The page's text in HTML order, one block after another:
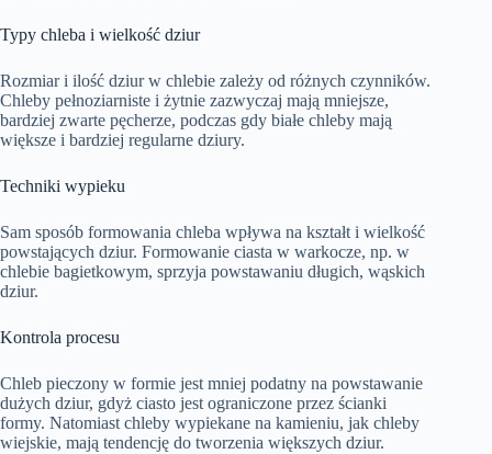
Typy chleba i wielkość dziur
Rozmiar i ilość dziur w chlebie zależy od różnych czynników.
Chleby pełnoziarniste i żytnie zazwyczaj mają mniejsze,
bardziej zwarte pęcherze, podczas gdy białe chleby mają
większe i bardziej regularne dziury.
Techniki wypieku
Sam sposób formowania chleba wpływa na kształt i wielkość
powstających dziur. Formowanie ciasta w warkocze, np. w
chlebie bagietkowym, sprzyja powstawaniu długich, wąskich
dziur.
Kontrola procesu
Chleb pieczony w formie jest mniej podatny na powstawanie
dużych dziur, gdyż ciasto jest ograniczone przez ścianki
formy. Natomiast chleby wypiekane na kamieniu, jak chleby
wiejskie, mają tendencję do tworzenia większych dziur.